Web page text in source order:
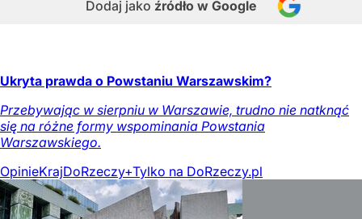
Dodaj jako źródło w Google
Ukryta prawda o Powstaniu Warszawskim?
Przebywając w sierpniu w Warszawie, trudno nie natknąć
się na różne formy wspominania Powstania
Warszawskiego.
OpinieKrajDoRzeczy+Tylko na DoRzeczy.pl